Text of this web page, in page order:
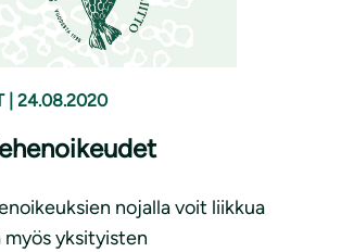
24.08.2020
nojalla voit liikkua
myös yksityisten